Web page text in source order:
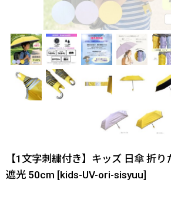
【1文字刺繍付き】キッズ 日傘 折り
遮光 50cm [kids-UV-ori-sisyuu]